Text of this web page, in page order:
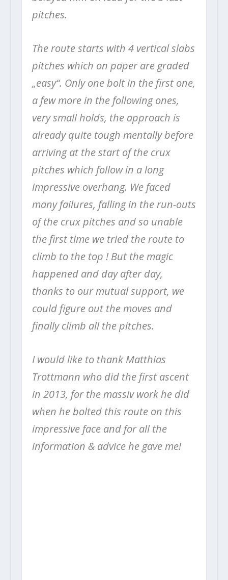
pitches.
The route starts with 4 vertical slabs
pitches which on paper are graded
„easy“. Only one bolt in the first one,
a few more in the following ones,
very small holds, the approach is
already quite tough mentally before
arriving at the start of the crux
pitches which follow in a long
impressive overhang. We faced
many failures, falling in the run-outs
of the crux pitches and so unable
the first time we tried the route to
climb to the top ! But the magic
happened and day after day,
thanks to our mutual support, we
could figure out the moves and
finally climb all the pitches.
I would like to thank Matthias
Trottmann who did the first ascent
in 2013, for the massiv work he did
when he bolted this route on this
impressive face and for all the
information & advice he gave me!